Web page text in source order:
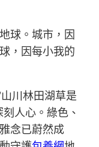
球。城市，因
，因每小我的
川林田湖草是
人心。綠色、
念已蔚然成